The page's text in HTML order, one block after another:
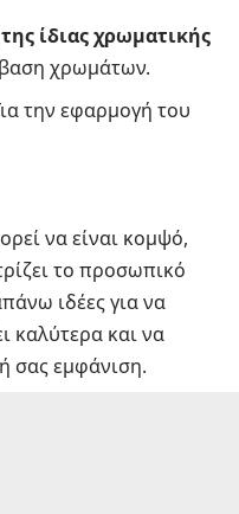
ίδιας χρωματικής
χρωμάτων.
την εφαρμογή του
να είναι κομψό,
το προσωπικό
ιδέες για να
καλύτερα και να
σας εμφάνιση.